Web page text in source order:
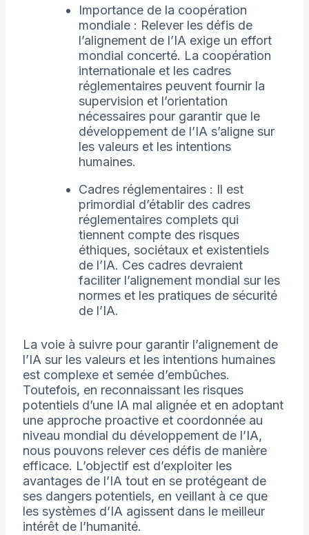
Importance de la coopération
mondiale : Relever les défis de
l’alignement de l’IA exige un effort
mondial concerté. La coopération
internationale et les cadres
réglementaires peuvent fournir la
supervision et l’orientation
nécessaires pour garantir que le
développement de l’IA s’aligne sur
les valeurs et les intentions
humaines.
Cadres réglementaires : Il est
primordial d’établir des cadres
réglementaires complets qui
tiennent compte des risques
éthiques, sociétaux et existentiels
de l’IA. Ces cadres devraient
faciliter l’alignement mondial sur les
normes et les pratiques de sécurité
de l’IA.
La voie à suivre pour garantir l’alignement de
l’IA sur les valeurs et les intentions humaines
est complexe et semée d’embûches.
Toutefois, en reconnaissant les risques
potentiels d’une IA mal alignée et en adoptant
une approche proactive et coordonnée au
niveau mondial du développement de l’IA,
nous pouvons relever ces défis de manière
efficace. L’objectif est d’exploiter les
avantages de l’IA tout en se protégeant de
ses dangers potentiels, en veillant à ce que
les systèmes d’IA agissent dans le meilleur
intérêt de l’humanité.